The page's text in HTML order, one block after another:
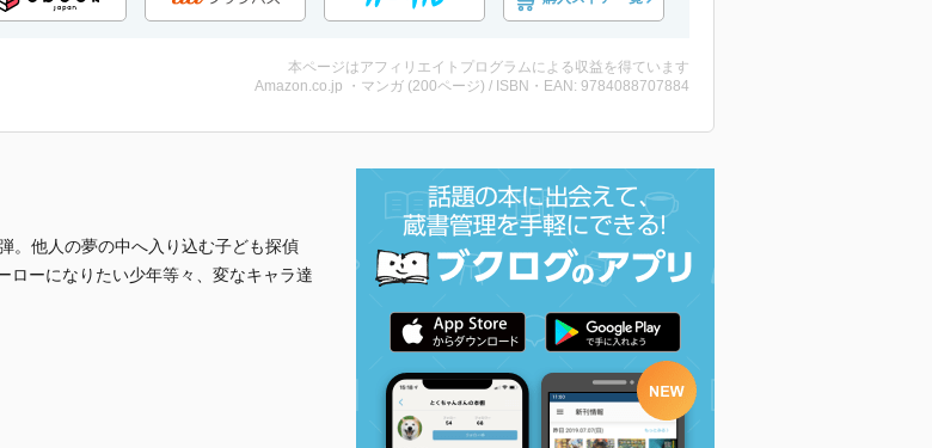
本ページはアフィリエイトプログラムによる収益を得ています
Amazon.co.jp ・マンガ (200ページ) / ISBN・EAN: 9784088707884
。他人の夢の中へ入り込む子ども探偵
ローになりたい少年等々、変なキャラ達